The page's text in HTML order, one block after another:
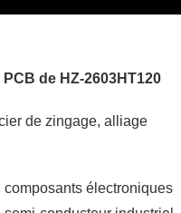
de HZ-2603HT120
de zingage, alliage
électroniques